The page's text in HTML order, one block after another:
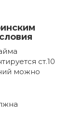
ст.10
можно